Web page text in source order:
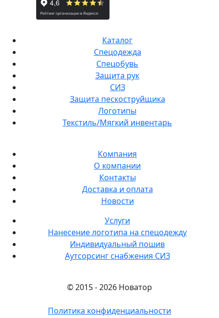
Каталог
Спецодежда
Спецобувь
Защита рук
СИЗ
Защита пескоструйщика
Логотипы
Текстиль/Мягкий инвентарь
Компания
О компании
Контакты
Доставка и оплата
Новости
Услуги
Нанесение логотипа на спецодежду
Индивидуальный пошив
Аутсорсинг снабжения СИЗ
© 2015 - 2026 Новатор
Политика конфиденциальности